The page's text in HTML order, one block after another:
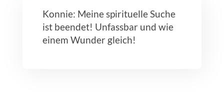
Konnie: Meine spirituelle Suche
ist beendet! Unfassbar und wie
einem Wunder gleich!